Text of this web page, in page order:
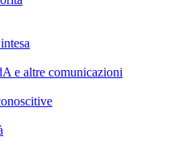
e altre comunicazioni